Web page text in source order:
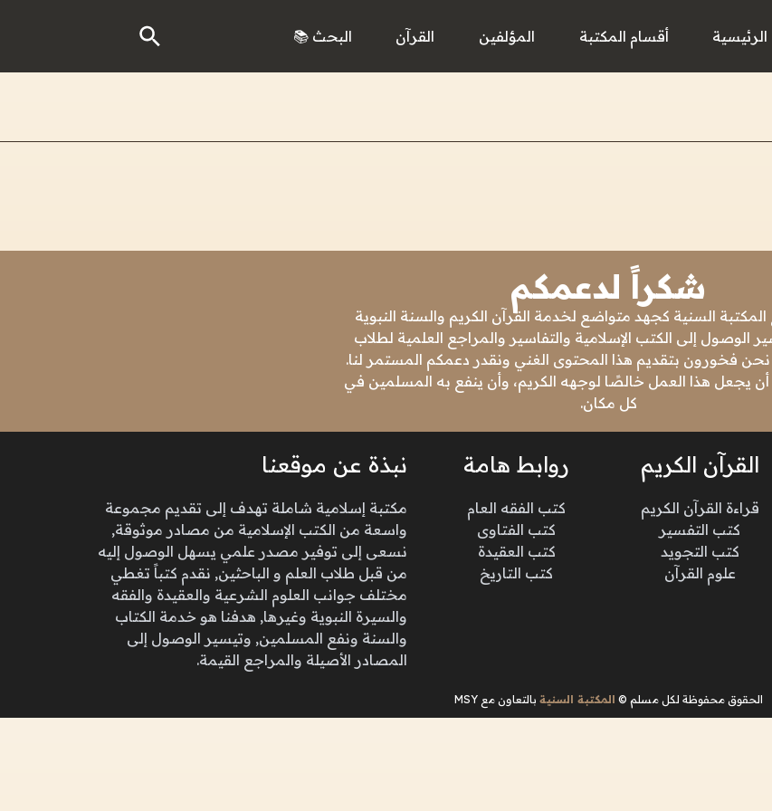
الرئيسية أقسام المكتبة المؤلفين القرآن البحث 📚
شكراً لدعمكم
السنية كجهد متواضع لخدمة القرآن الكريم والسنة النبوية
الوصول إلى الكتب الإسلامية والتفاسير والمراجع العلمية لطلاب
نحن فخورون بتقديم هذا المحتوى الغني ونقدر دعمكم المستمر لنا.
أن يجعل هذا العمل خالصًا لوجهه الكريم، وأن ينفع به المسلمين في
كل مكان.
القرآن الكريم
قراءة القرآن الكريم
كتب التفسير
كتب التجويد
علوم القرآن
روابط هامة
كتب الفقه العام
كتب الفتاوى
كتب العقيدة
كتب التاريخ
نبذة عن موقعنا
مكتبة إسلامية شاملة تهدف إلى تقديم مجموعة
واسعة من الكتب الإسلامية من مصادر موثوقة,
نسعى إلى توفير مصدر علمي يسهل الوصول إليه
من قبل طلاب العلم و الباحثين, نقدم كتباً تغطي
مختلف جوانب العلوم الشرعية والعقيدة والفقه
والسيرة النبوية وغيرها, هدفنا هو خدمة الكتاب
والسنة ونفع المسلمين, وتيسير الوصول إلى
المصادر الأصيلة والمراجع القيمة.
الحقوق محفوظة لكل مسلم © المكتبة السنية بالتعاون مع MSY